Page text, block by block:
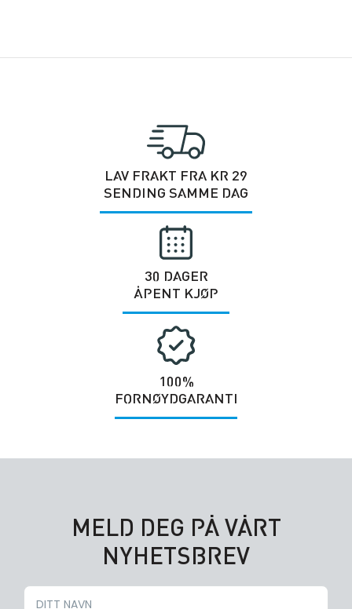
LAV FRAKT FRA KR 29
SENDING SAMME DAG
30 DAGER
ÅPENT KJØP
100%
FORNØYDGARANTI
MELD DEG PÅ VÅRT
NYHETSBREV